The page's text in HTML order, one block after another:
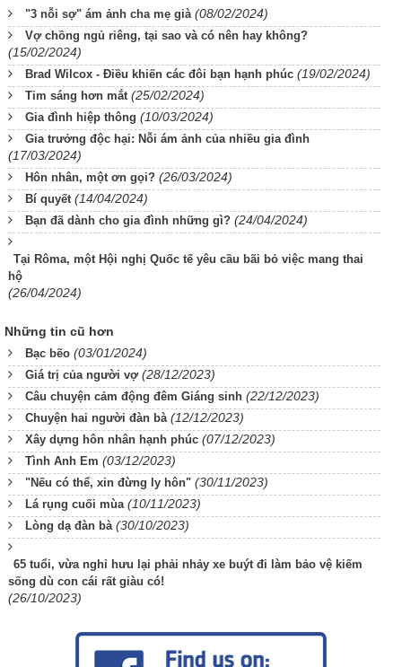
"3 nỗi sợ" ám ảnh cha mẹ già (08/02/2024)
Vợ chồng ngủ riêng, tại sao và có nên hay không?
(15/02/2024)
Brad Wilcox - Điều khiến các đôi bạn hạnh phúc (19/02/2024)
Tim sáng hơn mắt (25/02/2024)
Gia đình hiệp thông (10/03/2024)
Gia trưởng độc hại: Nỗi ám ảnh của nhiều gia đình
(17/03/2024)
Hôn nhân, một ơn gọi? (26/03/2024)
Bí quyết (14/04/2024)
Bạn đã dành cho gia đình những gì? (24/04/2024)
Tại Rôma, một Hội nghị Quốc tế yêu cầu bãi bỏ việc mang thai
hộ
(26/04/2024)
Những tin cũ hơn
Bạc bẽo (03/01/2024)
Giá trị của người vợ (28/12/2023)
Câu chuyện cảm động đêm Giáng sinh (22/12/2023)
Chuyện hai người đàn bà (12/12/2023)
Xây dựng hôn nhân hạnh phúc (07/12/2023)
Tình Anh Em (03/12/2023)
"Nếu có thể, xin đừng ly hôn" (30/11/2023)
Lá rụng cuối mùa (10/11/2023)
Lòng dạ đàn bà (30/10/2023)
65 tuổi, vừa nghỉ hưu lại phải nhảy xe buýt đi làm bảo vệ kiếm
sống dù con cái rất giàu có!
(26/10/2023)